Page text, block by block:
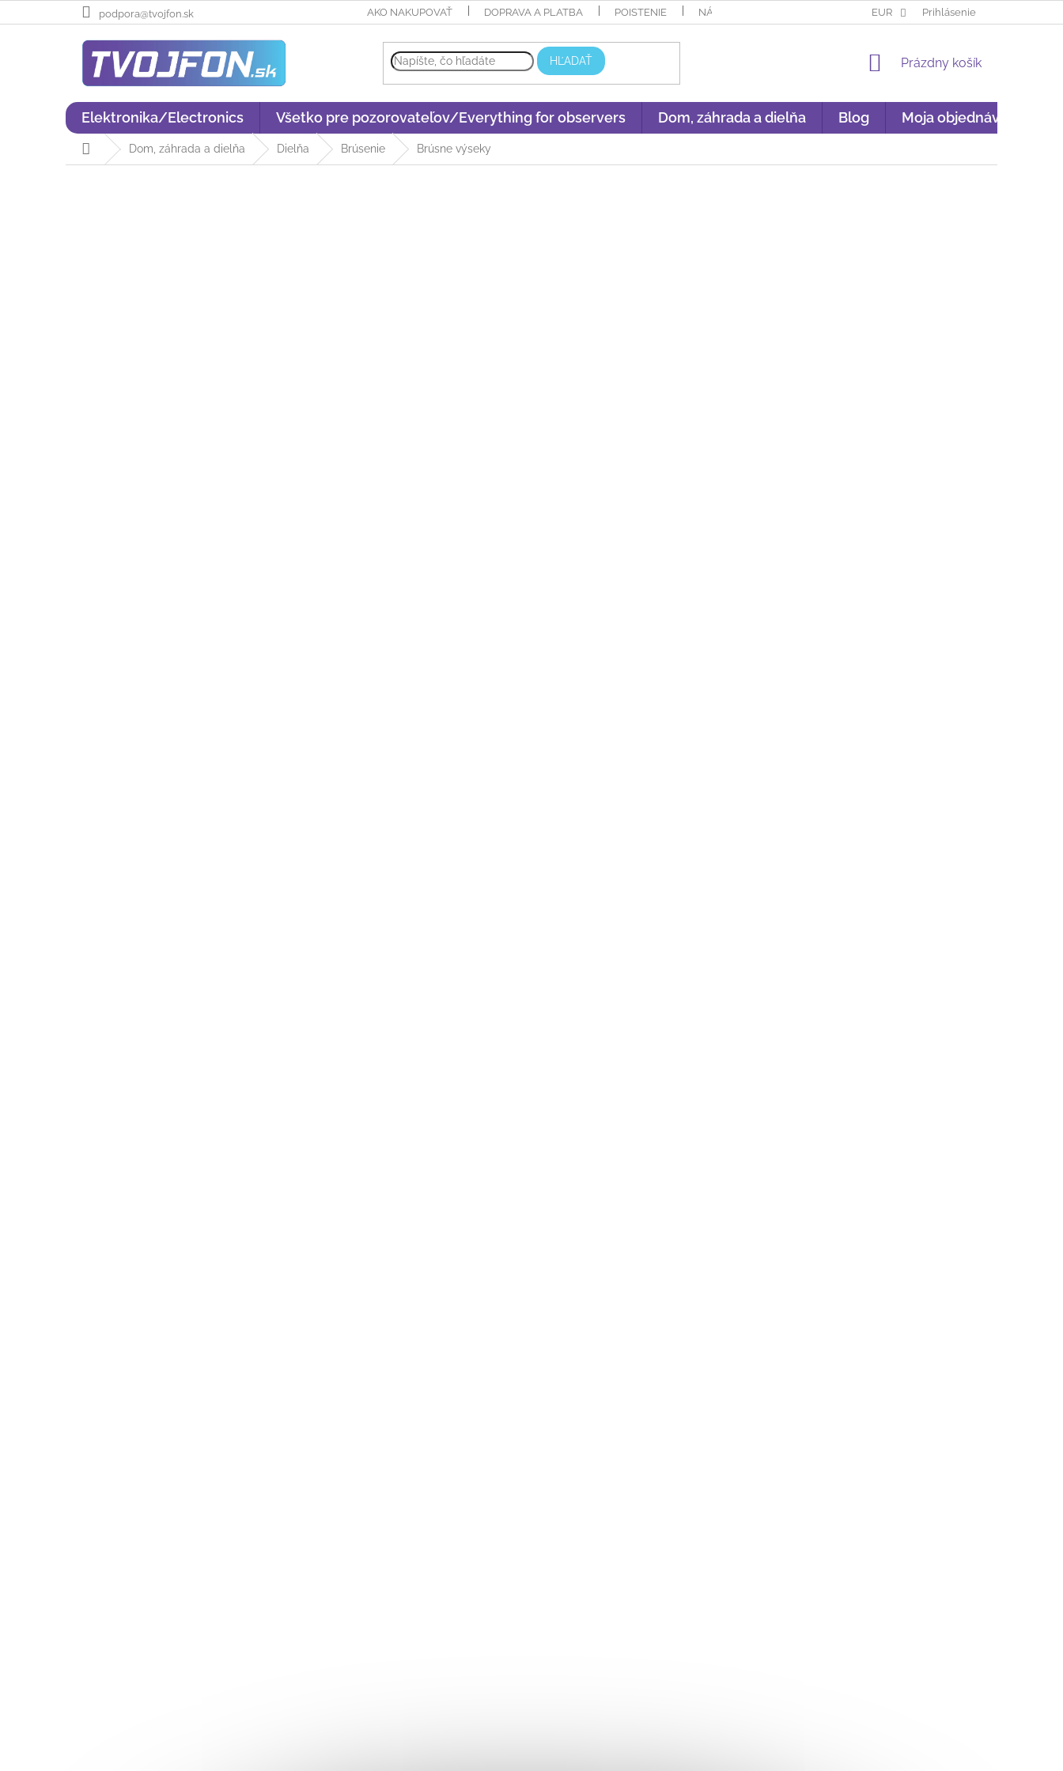
na
podpora@tvojfon.sk AKO NAKUPOVAŤ DOPRAVA A PLATBA POISTENIE NÁKUP NA SPLÁTKY GARANCIA ORIGINALITY
EUR Prihlásenie
HĽADAŤ
NÁKUPNÝ
Prázdny košík
Elektronika/Electronics Všetko pre pozorovateľov/Everything for observers Dom, záhrada a dielňa Blog Moja objednávka
DomovDom, záhrada a dielňa Dielňa Brúsenie Brúsne výseky